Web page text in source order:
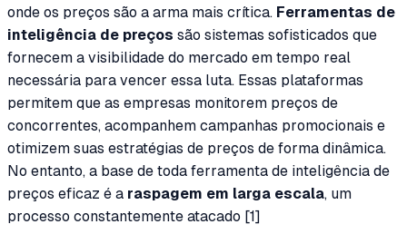
onde os preços são a arma mais crítica. Ferramentas de
inteligência de preços são sistemas sofisticados que
fornecem a visibilidade do mercado em tempo real
necessária para vencer essa luta. Essas plataformas
permitem que as empresas monitorem preços de
concorrentes, acompanhem campanhas promocionais e
otimizem suas estratégias de preços de forma dinâmica.
No entanto, a base de toda ferramenta de inteligência de
preços eficaz é a raspagem em larga escala, um
processo constantemente atacado [1]